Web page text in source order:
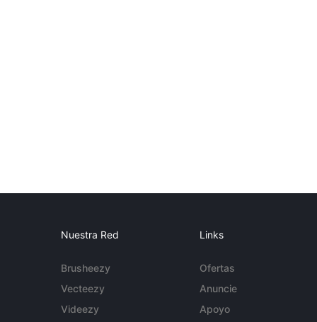
Nuestra Red
Brusheezy
Vecteezy
Videezy
Links
Ofertas
Anuncie
Apoyo